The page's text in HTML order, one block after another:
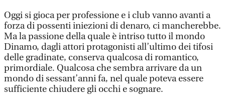
Oggi si gioca per professione e i club vanno avanti a
forza di possenti iniezioni di denaro, ci mancherebbe.
Ma la passione della quale è intriso tutto il mondo
Dinamo, dagli attori protagonisti all’ultimo dei tifosi
delle gradinate, conserva qualcosa di romantico,
primordiale. Qualcosa che sembra arrivare da un
mondo di sessant’anni fa, nel quale poteva essere
sufficiente chiudere gli occhi e sognare.